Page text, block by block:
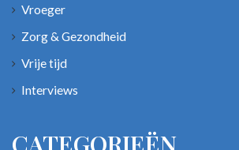
Vroeger
Zorg & Gezondheid
Vrije tijd
Interviews